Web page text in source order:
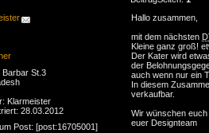
Barbar St.3
Klarmeister
28.03.2012
Post: [post:16705001]
Hallo zusammen,
mit dem nächsten
Kleine ganz groß!
Der Kater wird
der
auch wenn nur ein
In diesem
verkaufbar.
Wir wünschen euch
euer Designteam